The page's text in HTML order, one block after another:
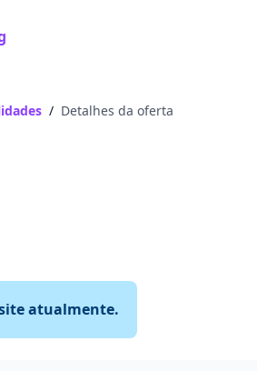
/ Detalhes da oferta
atualmente.